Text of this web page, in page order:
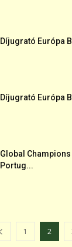
Díjugrató Európa
Díjugrató Európa
Global
Portug...
1 2